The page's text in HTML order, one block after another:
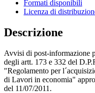
Formati disponibili
Licenza di
Descrizione
Avvisi di post-informazione
degli artt. 173 e 332 del
"Regolamento per
di Lavori in economia"
del 11/07/2011.